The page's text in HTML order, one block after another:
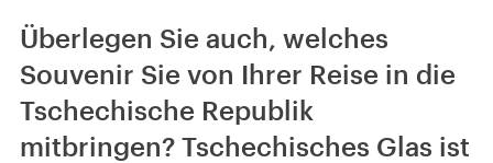
Überlegen Sie auch, welches
Souvenir Sie von Ihrer Reise in die
Tschechische Republik
mitbringen? Tschechisches Glas ist